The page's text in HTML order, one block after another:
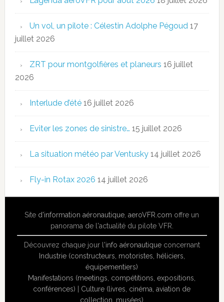
Un vol, un pilote : Célestin Adolphe Pégoud 17
juillet 2026
ZRT pour montgolfières et planeurs 16 juillet
2026
Interlude d’été 16 juillet 2026
Eviter les zones de sinistre… 15 juillet 2026
La situation météo par Ventusky 14 juillet 2026
Fly-in Rotax 2026 14 juillet 2026
Site d'information aéronautique ,aeroVFR.com offre un
panorama de l'actualité du pilote VFR.
Découvrez chaque jour l'info aéronautiqueconcernant
Industrie (constructeurs, motoristes, héliciers,
équipementiers)
Manifestations (meetings, compétitions, expositions,
conférences)
Culture (livres, cinéma, aviation de
collection, musées)